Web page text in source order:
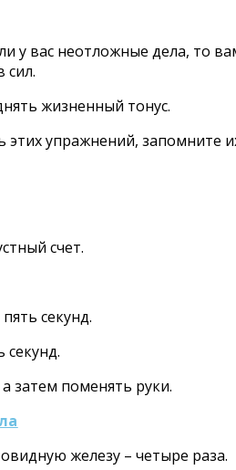
у вас неотложные дела, то
сил.
жизненный тонус.
упражнений, запомните
счет.
секунд.
затем поменять руки.
железу – четыре раза.